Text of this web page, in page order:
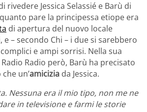
rivedere Jessica Selassié e Barù di
pare la principessa etiope era
di apertura del nuovo locale
e – secondo Chi – i due si sarebbero
e ampi sorrisi. Nella sua
Radio però, Barù ha precisato
un’amicizia da Jessica.
Nessuna era il mio tipo, non me ne
in televisione e farmi le storie